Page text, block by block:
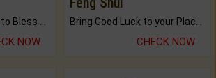
NOW CHECK NOW